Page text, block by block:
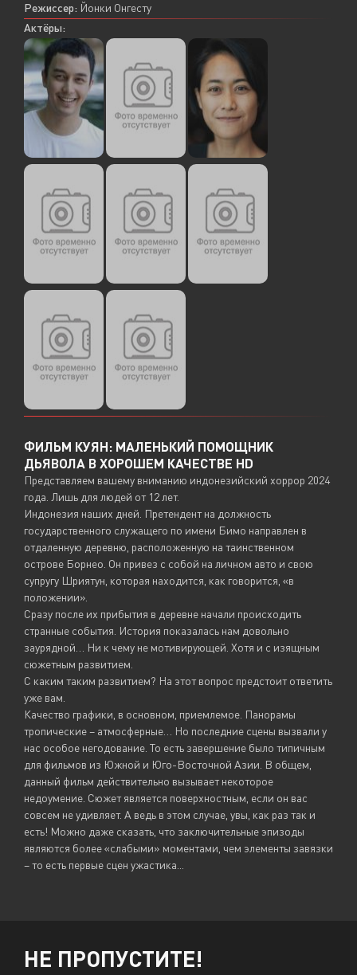
Режиссер: Йонки Онгесту
Актёры:
ФИЛЬМ КУЯН: МАЛЕНЬКИЙ ПОМОЩНИК
ДЬЯВОЛА В ХОРОШЕМ КАЧЕСТВЕ HD
Представляем вашему вниманию индонезийский хоррор 2024
года. Лишь для людей от 12 лет.
Индонезия наших дней. Претендент на должность
государственного служащего по имени Бимо направлен в
отдаленную деревню, расположенную на таинственном
острове Борнео. Он привез с собой на личном авто и свою
супругу Шриятун, которая находится, как говорится, «в
положении».
Сразу после их прибытия в деревне начали происходить
странные события. История показалась нам довольно
заурядной… Ни к чему не мотивирующей. Хотя и с изящным
сюжетным развитием.
С каким таким развитием? На этот вопрос предстоит ответить
уже вам.
Качество графики, в основном, приемлемое. Панорамы
тропические – атмосферные… Но последние сцены вызвали у
нас особое негодование. То есть завершение было типичным
для фильмов из Южной и Юго-Восточной Азии. В общем,
данный фильм действительно вызывает некоторое
недоумение. Сюжет является поверхностным, если он вас
совсем не удивляет. А ведь в этом случае, увы, как раз так и
есть! Можно даже сказать, что заключительные эпизоды
являются более «слабыми» моментами, чем элементы завязки
– то есть первые сцен ужастика...
НЕ ПРОПУСТИТЕ!